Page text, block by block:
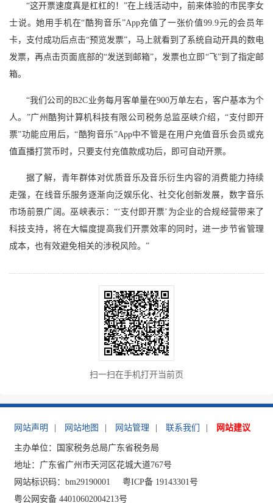
“这开票速度真是杠杠的！”在上线活动中，前来体验的市民李女
士说。她用手机在“酷狗音乐”App充值了一张价值99.9元的会员年
卡，支付成功后点击“预览发票”，马上就看到了系统自动开具的数电
发票，再点击页面底部的“发送到邮箱”，发票也立即“飞”到了指定邮
箱。
“我们公司的B2C业务每月客单量在900万单左右，客户基本为个
人。”广州酷狗计算机科技有限公司税务总监巫峡介绍，“支付即开
票”功能应用后，“酷狗音乐”App中不管是在用户充值音乐会员或充
值直播打赏币时，只要支付充值款成功后，即可自动开票。
据了解，青年群体对优质音乐及音乐衍生内容的消费能力持续
走强，在线音乐服务逐渐向泛娱乐化、社交化创新发展，数字音乐
市场前景广阔。巫峡表示：“‘支付即开票’为企业的合规经营带来了
科技支持，将在大幅度提高我们开票效率的同时，进一步节省管理
成本，也有效避免相关的涉税风险。”
扫一扫在手机打开当前页
网站声明 网站地图 网站管理 联系我们 网站建议
主办单位：国家税务总局广东省税务局
地址：广东省广州市天河区花城大道767号
网站标识码：bm29190001
粤ICP备 19143301号
粤公网安备 44010602004213号